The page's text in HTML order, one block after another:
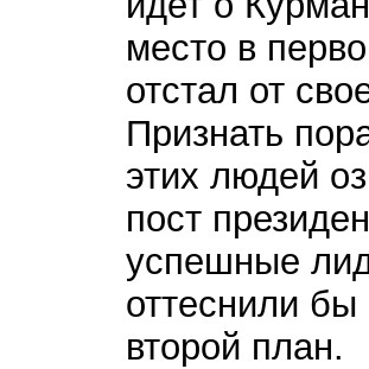
место в
отстал от
Признать
этих людей
пост
успешные
оттеснили
второй план.